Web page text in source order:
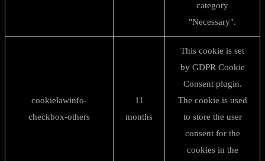
category
"Necessary".
cookielawinfo-
checkbox-others
11
months
This cookie is set
by GDPR Cookie
Consent plugin.
The cookie is used
to store the user
consent for the
cookies in the